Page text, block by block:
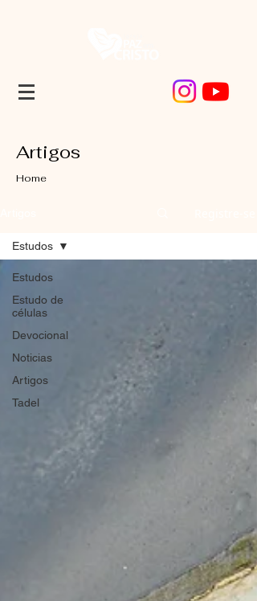
Artigos
Home
Estudos
Estudo de
células
Devocional
Noticias
Artigos
Tadel
Estudos